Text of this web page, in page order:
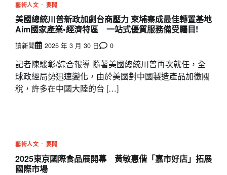
藝術人文 要聞
美國總統川普新政加劇台商壓力 柬埔寨成最佳轉置基地
Aim國家產業•經濟特區 一站式優質服務備受矚目!
讀新聞 2025 年 3 月 30 日 0
記者陳駿彰/綜合報導 隨著美國總統川普再次就任，全
球政經局勢迅速變化，由於美國對中國製造產品加徵關
稅，許多在中國大陸的台 […]
藝術人文 要聞
2025東京國際食品展開幕 黃敏惠偕「嘉市好店」拓展
國際市場